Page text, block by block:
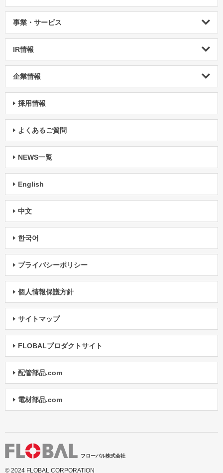
事業・サービス
IR情報
企業情報
採用情報
よくあるご質問
NEWS一覧
English
中文
한국어
プライバシーポリシー
個人情報保護方針
サイトマップ
FLOBALプロダクトサイト
配管部品.com
電材部品.com
フローバル株式会社
© 2024 FLOBAL CORPORATION